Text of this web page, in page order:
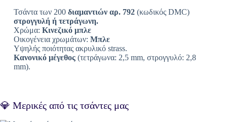
Τσάντα των 200 διαμαντιών αρ. 792(κωδικός DMC)
στρογγυλή ή τετράγωνη.
Χρώμα: Κινεζικό μπλε
Οικογένεια χρωμάτων: Μπλε
Υψηλής ποιότητας ακρυλικό strass.
Κανονικό μέγεθος(τετράγωνα: 2,5 mm, στρογγυλό: 2,8
mm).
💎 Μερικές από τις τσάντες μας